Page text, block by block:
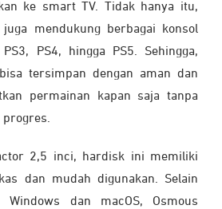
ke smart TV. Tidak hanya itu,
juga mendukung berbagai konsol
PS4, hingga PS5. Sehingga,
tersimpan dengan aman dan
permainan kapan saja tanpa
progres.
2,5 inci, hardisk ini memiliki
dan mudah digunakan. Selain
Windows dan macOS, Osmous